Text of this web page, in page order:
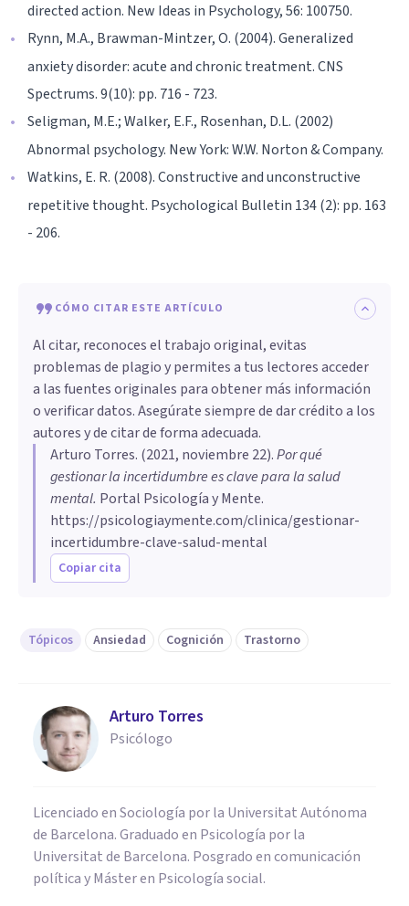
directed action. New Ideas in Psychology, 56: 100750.
Rynn, M.A., Brawman-Mintzer, O. (2004). Generalized
anxiety disorder: acute and chronic treatment. CNS
Spectrums. 9(10): pp. 716 - 723.
Seligman, M.E.; Walker, E.F., Rosenhan, D.L. (2002)
Abnormal psychology. New York: W.W. Norton & Company.
Watkins, E. R. (2008). Constructive and unconstructive
repetitive thought. Psychological Bulletin 134 (2): pp. 163
- 206.
CÓMO CITAR ESTE ARTÍCULO
Al citar, reconoces el trabajo original, evitas
problemas de plagio y permites a tus lectores acceder
a las fuentes originales para obtener más información
o verificar datos. Asegúrate siempre de dar crédito a los
autores y de citar de forma adecuada.
Arturo Torres. (2021, noviembre 22).Por qué
gestionar la incertidumbre es clave para la salud
mental. Portal Psicología y Mente.
https://psicologiaymente.com/clinica/gestionar-
incertidumbre-clave-salud-mental
Copiar cita
Tópicos Ansiedad Cognición Trastorno
Arturo Torres
Psicólogo
Licenciado en Sociología por la Universitat Autónoma
de Barcelona. Graduado en Psicología por la
Universitat de Barcelona. Posgrado en comunicación
política y Máster en Psicología social.